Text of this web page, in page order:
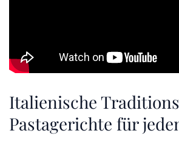
Italienische
Pastagerichte für